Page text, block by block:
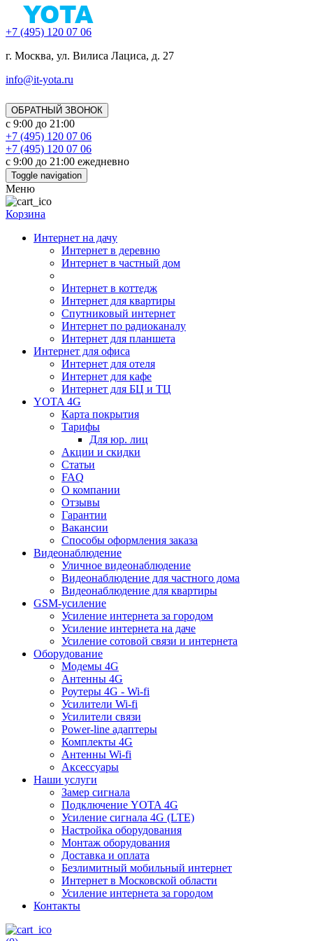
+7 (495) 120 07 06
г. Москва, ул. Вилиса Лациса, д. 27
info@it-yota.ru
ОБРАТНЫЙ ЗВОНОК
с 9:00 до 21:00
+7 (495) 120 07 06
+7 (495) 120 07 06
с 9:00 до 21:00 ежедневно
Toggle navigation
Меню
Корзина
Интернет на дачу
Интернет в деревню
Интернет в частный дом
Интернет в коттедж
Интернет для квартиры
Спутниковый интернет
Интернет по радиоканалу
Интернет для планшета
Интернет для офиса
Интернет для отеля
Интернет для кафе
Интернет для БЦ и ТЦ
YOTA 4G
Карта покрытия
Тарифы
Для юр. лиц
Акции и скидки
Статьи
FAQ
О компании
Отзывы
Гарантии
Вакансии
Способы оформления заказа
Видеонаблюдение
Уличное видеонаблюдение
Видеонаблюдение для частного дома
Видеонаблюдение для квартиры
GSM-усиление
Усиление интернета за городом
Усиление интернета на даче
Усиление сотовой связи и интернета
Оборудование
Модемы 4G
Антенны 4G
Роутеры 4G - Wi-fi
Усилители Wi-fi
Усилители связи
Power-line адаптеры
Комплекты 4G
Антенны Wi-fi
Аксессуары
Наши услуги
Замер сигнала
Подключение YOTA 4G
Усиление сигнала 4G (LTE)
Настройка оборудования
Монтаж оборудования
Доставка и оплата
Безлимитный мобильный интернет
Интернет в Московской области
Усиление интернета за городом
Контакты